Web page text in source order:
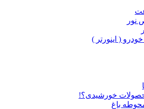
نور
( اینورتر )
خورشیدی؟!
باغ